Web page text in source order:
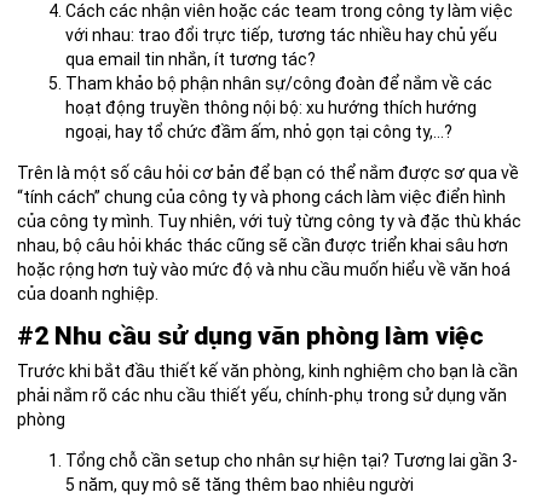
Cách các nhận viên hoặc các team trong công ty làm việc
với nhau: trao đổi trực tiếp, tương tác nhiều hay chủ yếu
qua email tin nhắn, ít tương tác?
Tham khảo bộ phận nhân sự/công đoàn để nắm về các
hoạt động truyền thông nội bộ: xu hướng thích hướng
ngoại, hay tổ chức đầm ấm, nhỏ gọn tại công ty,…?
Trên là một số câu hỏi cơ bản để bạn có thể nắm được sơ qua về
“tính cách” chung của công ty và phong cách làm việc điển hình
của công ty mình. Tuy nhiên, với tuỳ từng công ty và đặc thù khác
nhau, bộ câu hỏi khác thác cũng sẽ cần được triển khai sâu hơn
hoặc rộng hơn tuỳ vào mức độ và nhu cầu muốn hiểu về văn hoá
của doanh nghiệp.
#2 Nhu cầu sử dụng văn phòng làm việc
Trước khi bắt đầu thiết kế văn phòng, kinh nghiệm cho bạn là cần
phải nắm rõ các nhu cầu thiết yếu, chính-phụ trong sử dụng văn
phòng
Tổng chỗ cần setup cho nhân sự hiện tại? Tương lai gần 3-
5 năm, quy mô sẽ tăng thêm bao nhiêu người